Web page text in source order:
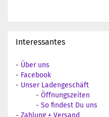
Interessantes
- Über uns
- Facebook
- Unser Ladengeschäft
- Öffnungszeiten
- So findest Du uns
- Zahlung + Versand